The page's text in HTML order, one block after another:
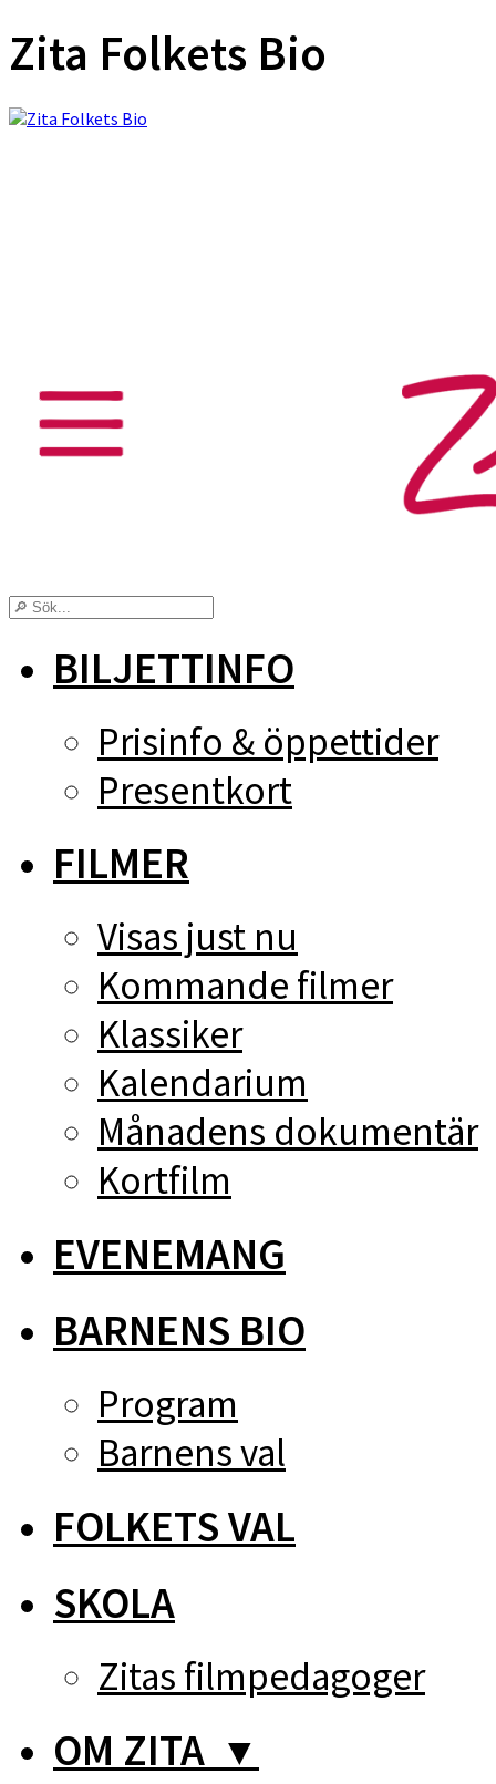
Zita Folkets Bio
BILJETTINFO
Prisinfo & öppettider
Presentkort
FILMER
Visas just nu
Kommande filmer
Klassiker
Kalendarium
Månadens dokumentär
Kortfilm
EVENEMANG
BARNENS BIO
Program
Barnens val
FOLKETS VAL
SKOLA
Zitas filmpedagoger
OM ZITA ▼